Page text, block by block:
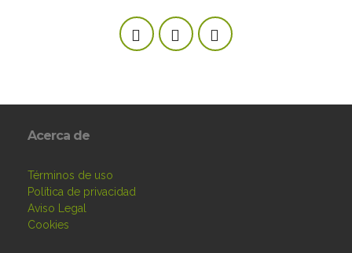
Acerca de
Términos de uso
Política de privacidad
Aviso Legal
Cookies